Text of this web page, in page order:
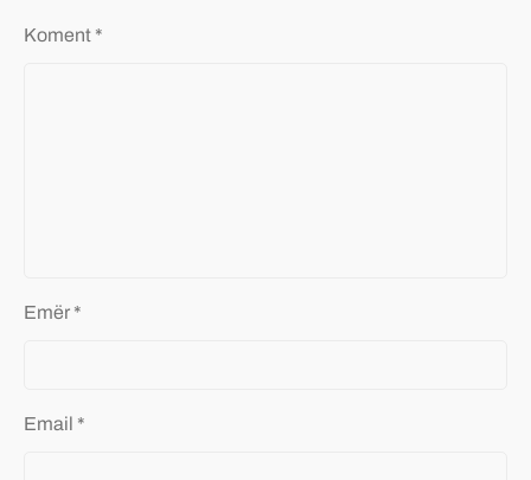
Koment *
Emër *
Email *